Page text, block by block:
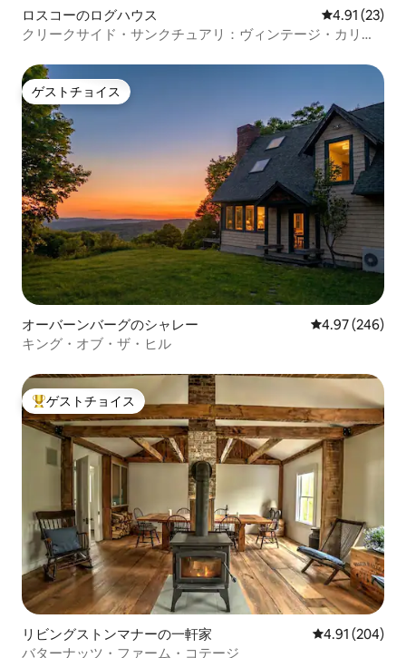
ロスコーのログハウス レビュー23
4.91 (23)
クリークサイド・サンクチュアリ：ヴィンテージ・カリク
ゲストチョイス
ゲストチョイス
オーバーンバーグのシャレー レビュー246
4.97 (246)
キング・オブ・ザ・ヒル
大好評のゲストチョイスです。
ゲストチョイス
リビングストンマナーの一軒家 レビュー204
4.91 (204)
バターナッツ・ファーム・コテージ